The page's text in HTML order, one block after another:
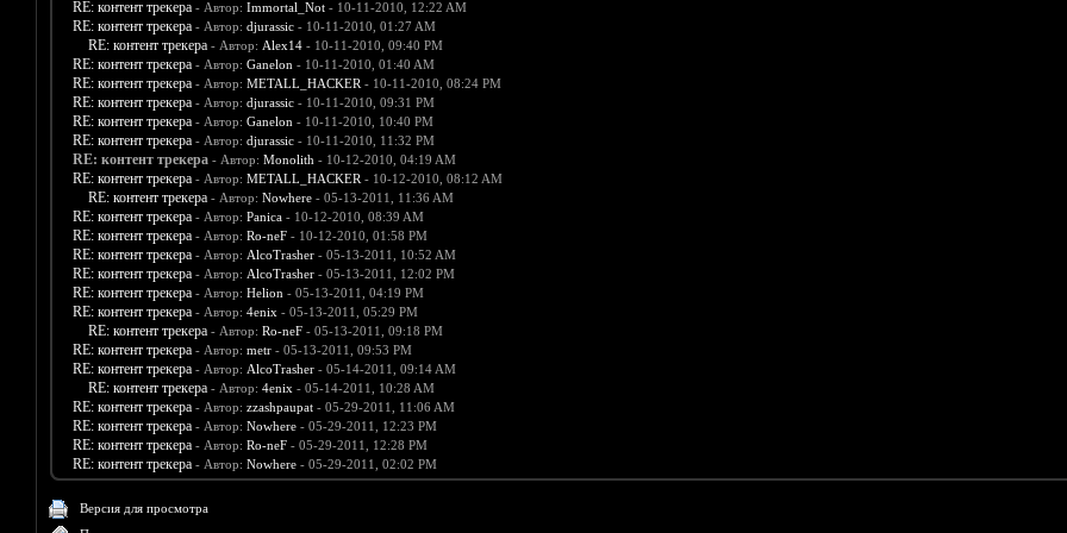
RE: контент трекера - Автор: Immortal_Not- 10-11-2010, 12:22 AM
RE: контент трекера - Автор: djurassic- 10-11-2010, 01:27 AM
RE: контент трекера - Автор: Alex14- 10-11-2010, 09:40 PM
RE: контент трекера - Автор: Ganelon - 10-11-2010, 01:40 AM
RE: контент трекера - Автор: METALL_HACKER - 10-11-2010, 08:24 PM
RE: контент трекера - Автор: djurassic- 10-11-2010, 09:31 PM
RE: контент трекера - Автор: Ganelon - 10-11-2010, 10:40 PM
RE: контент трекера - Автор: djurassic- 10-11-2010, 11:32 PM
RE: контент трекера - Автор: Monolith - 10-12-2010, 04:19 AM
RE: контент трекера - Автор: METALL_HACKER - 10-12-2010, 08:12 AM
RE: контент трекера - Автор: Nowhere- 05-13-2011, 11:36 AM
RE: контент трекера - Автор: Panica- 10-12-2010, 08:39 AM
RE: контент трекера - Автор: Ro-neF- 10-12-2010, 01:58 PM
RE: контент трекера - Автор: AlcoTrasher- 05-13-2011, 10:52 AM
RE: контент трекера - Автор: AlcoTrasher- 05-13-2011, 12:02 PM
RE: контент трекера - Автор: Helion - 05-13-2011, 04:19 PM
RE: контент трекера - Автор: 4enix - 05-13-2011, 05:29 PM
RE: контент трекера - Автор: Ro-neF- 05-13-2011, 09:18 PM
RE: контент трекера - Автор: metr- 05-13-2011, 09:53 PM
RE: контент трекера - Автор: AlcoTrasher- 05-14-2011, 09:14 AM
RE: контент трекера - Автор: 4enix - 05-14-2011, 10:28 AM
RE: контент трекера - Автор: zzashpaupat- 05-29-2011, 11:06 AM
RE: контент трекера - Автор: Nowhere- 05-29-2011, 12:23 PM
RE: контент трекера - Автор: Ro-neF- 05-29-2011, 12:28 PM
RE: контент трекера - Автор: Nowhere- 05-29-2011, 02:02 PM
Версия для просмотра